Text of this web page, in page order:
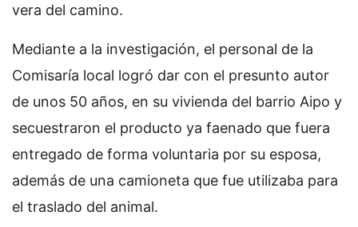
vera del camino.
Mediante a la investigación, el personal de la
Comisaría local logró dar con el presunto autor
de unos 50 años, en su vivienda del barrio Aipo y
secuestraron el producto ya faenado que fuera
entregado de forma voluntaria por su esposa,
además de una camioneta que fue utilizaba para
el traslado del animal.